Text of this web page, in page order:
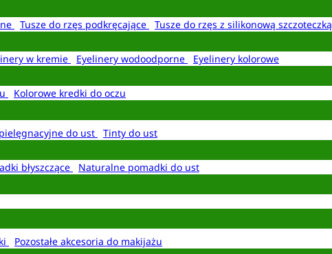
Tusze do rzęs podkręcające Tusze do rzęs z silikonową szczoteczką
w kremie Eyelinery wodoodporne
Eyelinery kolorowe
Kolorowe kredki do oczu
do ust
Tinty do ust
błyszczące
Naturalne pomadki do ust
Pozostałe akcesoria do makijażu